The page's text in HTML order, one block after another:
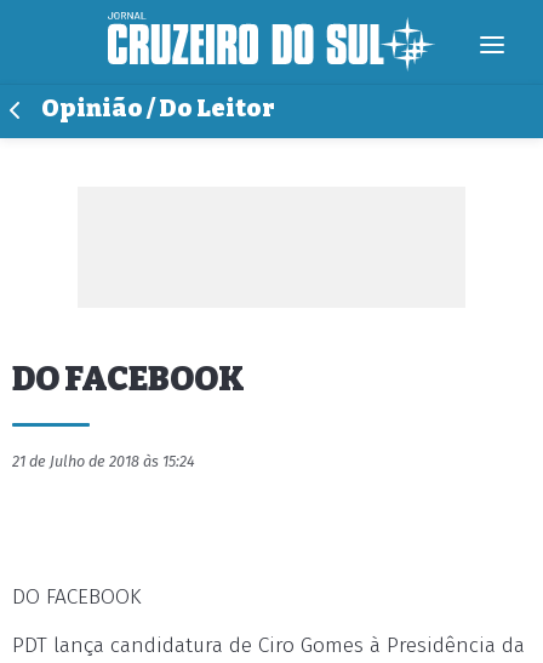
Opinião / Do Leitor
DO FACEBOOK
21 de Julho de 2018 às 15:24
DO FACEBOOK
PDT lança candidatura de Ciro Gomes à Presidência da